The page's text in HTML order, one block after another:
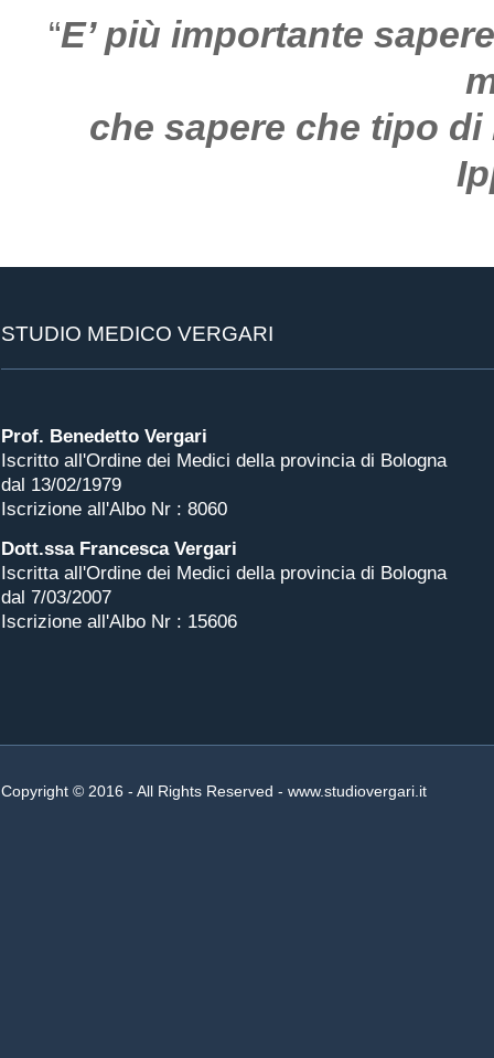
“E’ più importante
che sapere che tipo
STUDIO MEDICO VERGARI
Prof. Benedetto Vergari
Iscritto all'Ordine dei Medici della provincia di Bologna
dal 13/02/1979
Iscrizione all'Albo Nr : 8060
Dott.ssa Francesca Vergari
Iscritta all'Ordine dei Medici della provincia di Bologna
dal 7/03/2007
Iscrizione all'Albo Nr : 15606
Copyright © 2016 - All Rights Reserved - www.studiovergari.it